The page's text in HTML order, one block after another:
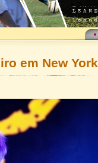
em New York